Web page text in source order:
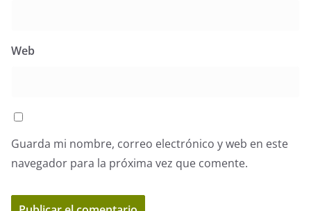
Web
Guarda mi nombre, correo electrónico y web en este
navegador para la próxima vez que comente.